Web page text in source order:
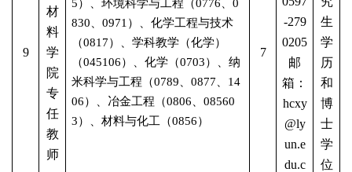
9
材
料
学
院
专
任
教
师
5）、环境科学与工程（0776
0
830
0971 ）、化学工程与技术
（0817）、学科教学（化学）
（045106）、化学（0703）、纳
米科学与工程（0789
0877、14
06）、冶金工程（0806
08560
3）、材料与化工（0856）
7
-279
0205
邮
箱：
hcxy
@ly
un.e
du.c
生
学
历
和
博
士
学
位